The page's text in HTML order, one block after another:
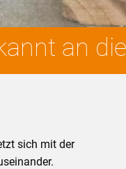
an
sich mit der